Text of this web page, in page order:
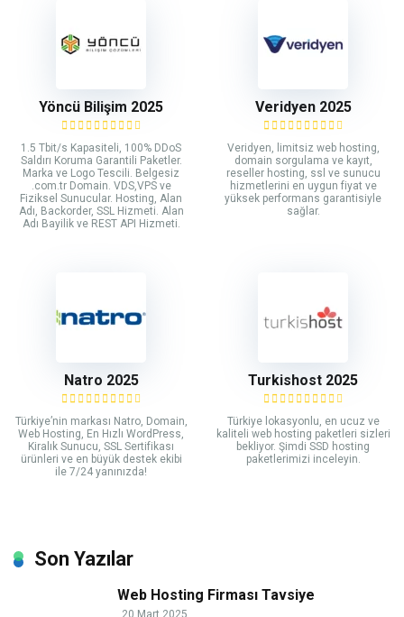
Yöncü Bilişim 2025
1.5 Tbit/s Kapasiteli, 100% DDoS
Saldırı Koruma Garantili Paketler.
Marka ve Logo Tescili. Belgesiz
.com.tr Domain. VDS,VPS ve
Fiziksel Sunucular. Hosting, Alan
Adı, Backorder, SSL Hizmeti. Alan
Adı Bayilik ve REST API Hizmeti.
Veridyen 2025
Veridyen, limitsiz web hosting,
domain sorgulama ve kayıt,
reseller hosting, ssl ve sunucu
hizmetlerini en uygun fiyat ve
yüksek performans garantisiyle
sağlar.
Natro 2025
Türkiye’nin markası Natro, Domain,
Web Hosting, En Hızlı WordPress,
Kiralık Sunucu, SSL Sertifikası
ürünleri ve en büyük destek ekibi
ile 7/24 yanınızda!
Turkishost 2025
Türkiye lokasyonlu, en ucuz ve
kaliteli web hosting paketleri sizleri
bekliyor. Şimdi SSD hosting
paketlerimizi inceleyin.
Son Yazılar
Web Hosting Firması Tavsiye